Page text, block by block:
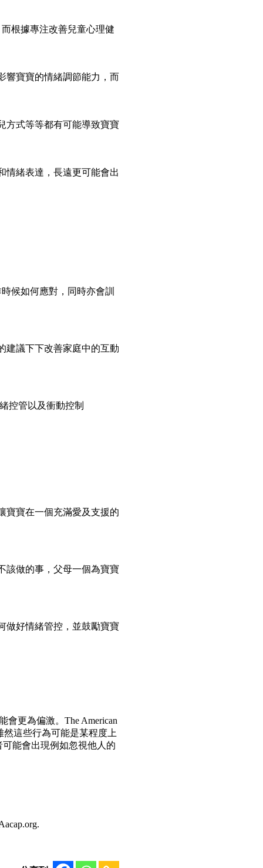
根據專注改善兒童心理健
響寶寶的情緒調節能力，而
方式等等都有可能導致寶寶
情緒表達，長遠更可能會出
候如何應對，同時亦會訓
建議下下改善家庭中的互動
控管以及衝動控制
寶寶在一個充滿愛及支援的
該做的事，父母一個為寶寶
做好情緒管控，並鼓勵寶寶
更為偏激。The American
然這些行為可能是某程度上
能會出現例如忽視他人的